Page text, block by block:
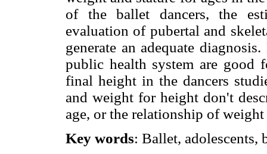
of the ballet dancers, the
evaluation of pubertal and
generate an adequate
public health system are good
final height in the dancers
and weight for height don't
age, or the relationship of
Key words: Ballet,